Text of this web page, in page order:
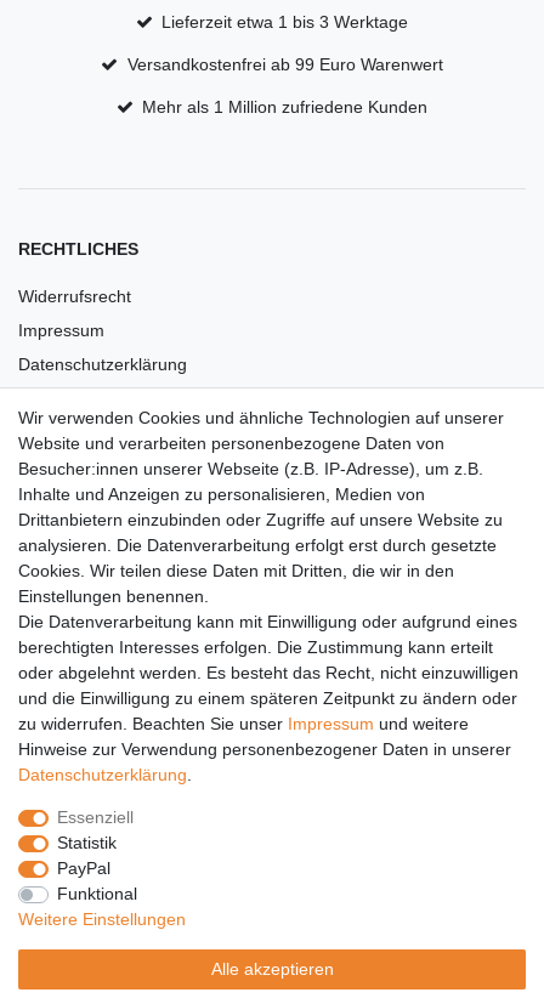
Lieferzeit etwa 1 bis 3 Werktage
Versandkostenfrei ab 99 Euro Warenwert
Mehr als 1 Million zufriedene Kunden
RECHTLICHES
Widerrufsrecht
Impressum
Datenschutzerklärung
Versandkosten
Barrierefreiheit
Anleitungen
Vertrag widerrufen
PARTNER
DHL
GLS
PaketPLUS
SPONSORING
Malchower SV 90
Malchower Wölfe
ZERTIFIKATE
Händlerbund
Trusted Shops
Wir verwenden Cookies und ähnliche Technologien auf unserer
Website und verarbeiten personenbezogene Daten von
Besucher:innen unserer Webseite (z.B. IP-Adresse), um z.B.
Inhalte und Anzeigen zu personalisieren, Medien von
Drittanbietern einzubinden oder Zugriffe auf unsere Website zu
analysieren. Die Datenverarbeitung erfolgt erst durch gesetzte
Cookies. Wir teilen diese Daten mit Dritten, die wir in den
Einstellungen benennen.
Die Datenverarbeitung kann mit Einwilligung oder aufgrund eines
berechtigten Interesses erfolgen. Die Zustimmung kann erteilt
oder abgelehnt werden. Es besteht das Recht, nicht einzuwilligen
und die Einwilligung zu einem späteren Zeitpunkt zu ändern oder
zu widerrufen. Beachten Sie unser Impressum und weitere
Hinweise zur Verwendung personenbezogener Daten in unserer
Daten­schutz­erklärung
Essenziell
Statistik
PayPal
Funktional
Weitere Einstellungen
Alle akzeptieren